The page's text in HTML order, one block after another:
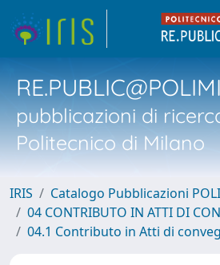
pubblicazioni di
Politecnico di Milano
IRIS
Catalogo Pubblicazioni
04 CONTRIBUTO IN ATTI DI
04.1 Contributo in Atti di